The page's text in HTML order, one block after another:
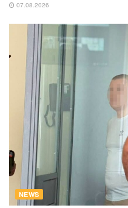
07.08.2026
NEWS